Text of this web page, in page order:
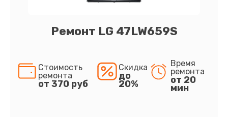
Ремонт LG 47LW659S
Стоимость
ремонта
от 370 руб
Скидка
до
20%
Время
ремонта
от 20
мин